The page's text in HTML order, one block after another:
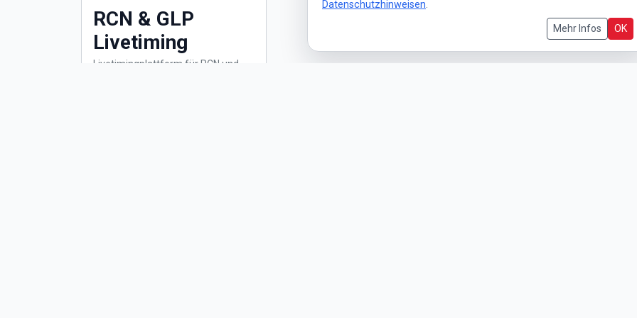
RCN & GLP
Livetiming
Livetimingplattform für RCN und
Datenschutzhinweisen.
Mehr Infos OK